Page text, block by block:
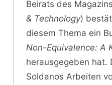
Beirats des Magazins
& Technology)
diesem Thema ein
Non-Equivalence: A
herausgegeben hat.
Soldanos Arbeiten